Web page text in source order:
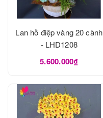
Lan hồ điệp vàng 20 cành
- LHD1208
5.600.000₫